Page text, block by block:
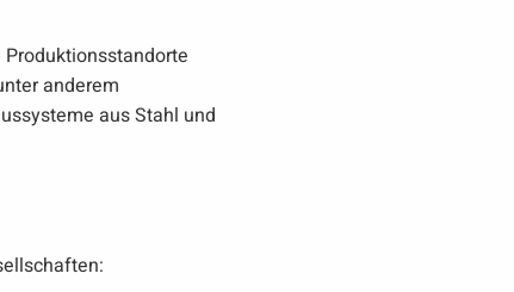
anderem
aus Stahl und